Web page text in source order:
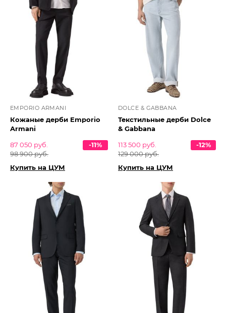
EMPORIO ARMANI
Кожаные дерби Emporio
Armani
87 050 руб.
98 900 руб.
-11%
Купить на ЦУМ
DOLCE & GABBANA
Текстильные дерби Dolce
& Gabbana
113 500 руб.
129 000 руб.
-12%
Купить на ЦУМ